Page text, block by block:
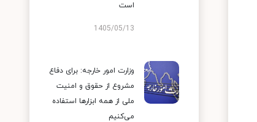
است
1405/05/13
وزارت امور خارجه: برای دفاع
مشروع از حقوق و امنیت
ملی از همه ابزارها استفاده
می‌کنیم